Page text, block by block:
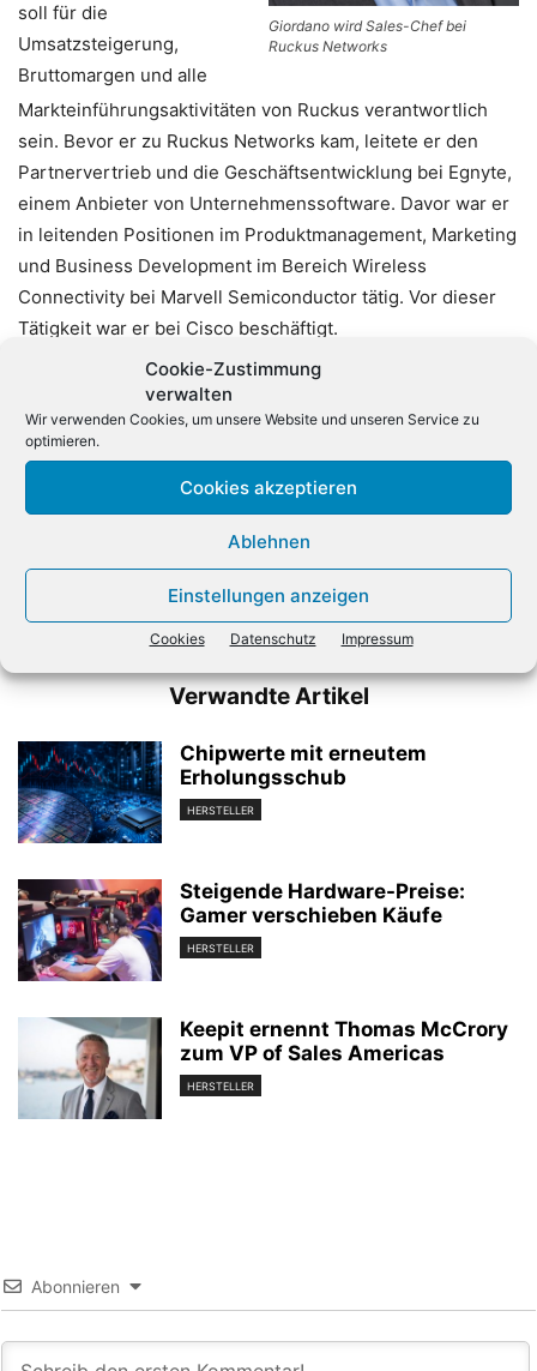
Cookie-Zustimmung
verwalten
Wir verwenden Cookies, um unsere Website und unseren Service zu
optimieren.
Cookies akzeptieren
Ablehnen
Einstellungen anzeigen
Cookies Datenschutz Impressum
Giordano wird Sales-Chef bei
Ruckus Networks
soll für die
Umsatzsteigerung,
Bruttomargen und alle
Markteinführungsaktivitäten von Ruckus verantwortlich
sein. Bevor er zu Ruckus Networks kam, leitete er den
Partnervertrieb und die Geschäftsentwicklung bei Egnyte,
einem Anbieter von Unternehmenssoftware. Davor war er
in leitenden Positionen im Produktmanagement, Marketing
und Business Development im Bereich Wireless
Connectivity bei Marvell Semiconductor tätig. Vor dieser
Tätigkeit war er bei Cisco beschäftigt.
Schwachstelle:
Forscherteam erstellt falsche
Webzertifikate
Digitalwirtschaft verspricht
sich viel von künstlicher
Intelligenz
Verwandte Artikel
Chipwerte mit erneutem
Erholungsschub
HERSTELLER
Steigende Hardware-Preise:
Gamer verschieben Käufe
HERSTELLER
Keepit ernennt Thomas McCrory
zum VP of Sales Americas
HERSTELLER
Abonnieren